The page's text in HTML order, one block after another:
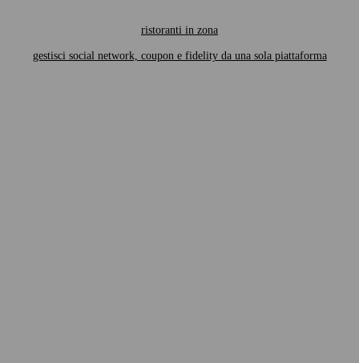
ristoranti in zona
gestisci social network, coupon e fidelity da una sola piattaforma